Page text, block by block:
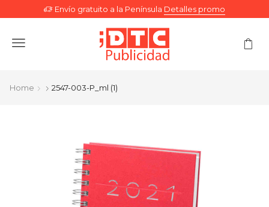
Envío gratuito a la Península Detalles promo
Menu
Home 2547-003-P_ml (1)